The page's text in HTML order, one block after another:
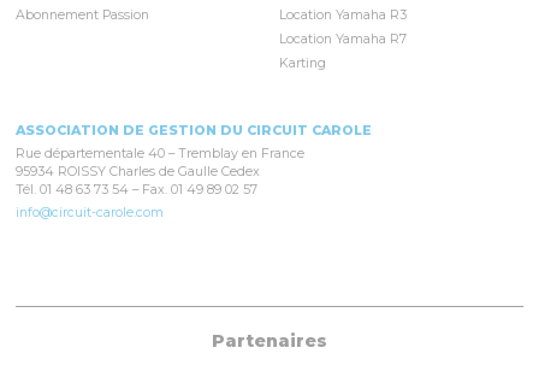
Abonnement Passion
Location Yamaha R3
Location Yamaha R7
Karting
ASSOCIATION DE GESTION DU CIRCUIT CAROLE
Rue départementale 40 – Tremblay en France
95934 ROISSY Charles de Gaulle Cedex
Tél. 01 48 63 73 54 – Fax. 01 49 89 02 57
info@circuit-carole.com
Partenaires